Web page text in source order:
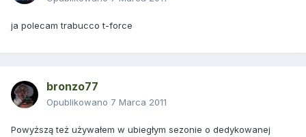
ja polecam trabucco t-force
bronzo77
Opublikowano 7 Marca 2011
Powyższą też używałem w ubiegłym sezonie o dedykowanej